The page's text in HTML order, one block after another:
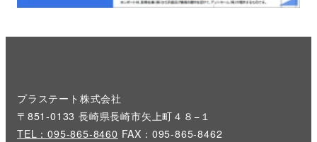
プラステート株式会社
〒851-0133 長崎県長崎市矢上町４８−１
TEL：095-865-8460 FAX：095-865-8462